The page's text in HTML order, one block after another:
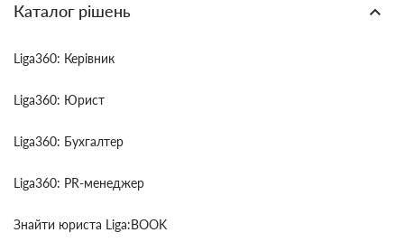
Каталог рішень
Liga360: Керівник
Liga360: Юрист
Liga360: Бухгалтер
Liga360: PR-менеджер
Знайти юриста Liga:BOOK